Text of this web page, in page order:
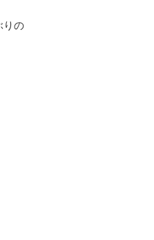
りの